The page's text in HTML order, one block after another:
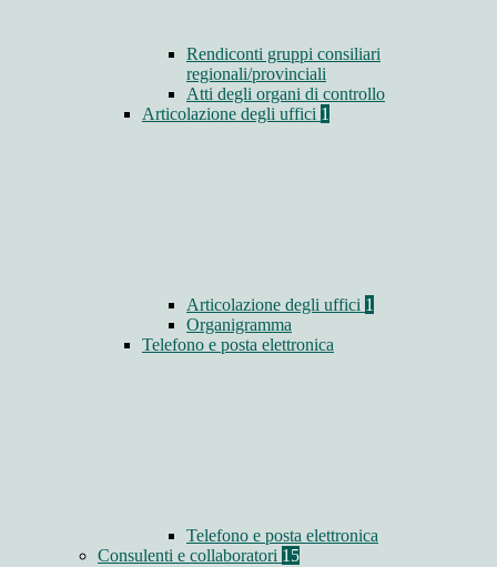
Rendiconti gruppi consiliari
regionali/provinciali
Atti degli organi di controllo
Articolazione degli uffici 1
Articolazione degli uffici 1
Organigramma
Telefono e posta elettronica
Telefono e posta elettronica
Consulenti e collaboratori 15